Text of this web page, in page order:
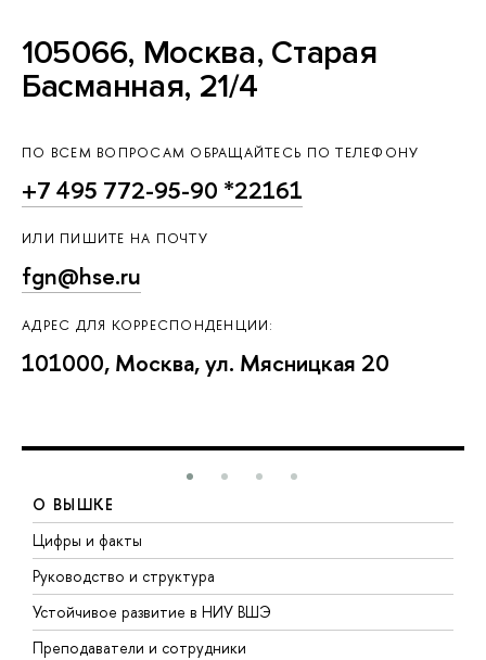
105066, Москва, Старая
Басманная, 21/4
ПО ВСЕМ ВОПРОСАМ ОБРАЩАЙТЕСЬ ПО ТЕЛЕФОНУ
+7 495 772-95-90 *22161
ИЛИ ПИШИТЕ НА ПОЧТУ
fgn@hse.ru
АДРЕС ДЛЯ КОРРЕСПОНДЕНЦИИ:
101000, Москва, ул. Мясницкая 20
О ВЫШКЕ
Цифры и факты
Руководство и структура
Устойчивое развитие в НИУ ВШЭ
Преподаватели и сотрудники